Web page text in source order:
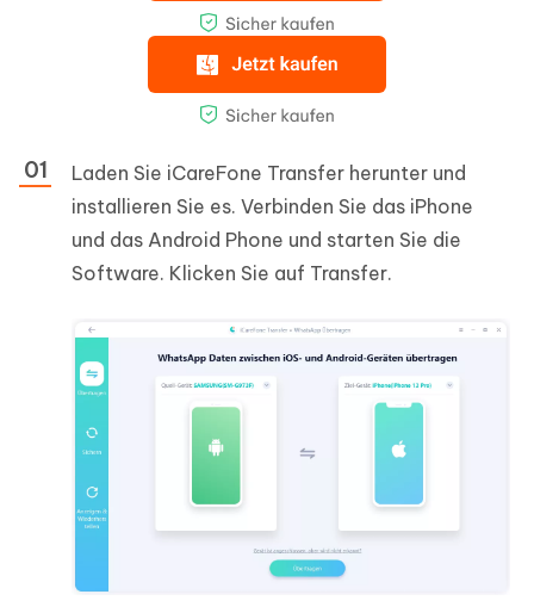
Laden Sie iCareFone Transfer herunter und
installieren Sie es. Verbinden Sie das iPhone
und das Android Phone und starten Sie die
Software. Klicken Sie auf Transfer.